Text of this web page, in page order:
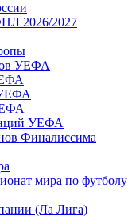
2026/2027
УЕФА
УЕФА
Финалиссима
мира по футболу
(Ла Лига)